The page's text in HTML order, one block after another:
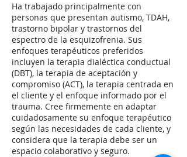
Ha trabajado principalmente con
personas que presentan autismo, TDAH,
trastorno bipolar y trastornos del
espectro de la esquizofrenia. Sus
enfoques terapéuticos preferidos
incluyen la terapia dialéctica conductual
(DBT), la terapia de aceptación y
compromiso (ACT), la terapia centrada en
el cliente y el enfoque informado por el
trauma. Cree firmemente en adaptar
cuidadosamente su enfoque terapéutico
según las necesidades de cada cliente, y
considera que la terapia debe ser un
espacio colaborativo y seguro.